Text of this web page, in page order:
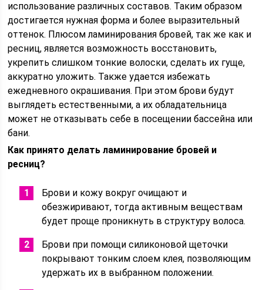
использование различных составов. Таким образом
достигается нужная форма и более выразительный
оттенок. Плюсом ламинирования бровей, так же как и
ресниц, является возможность восстановить,
укрепить слишком тонкие волоски, сделать их гуще,
аккуратно уложить. Также удается избежать
ежедневного окрашивания. При этом брови будут
выглядеть естественными, а их обладательница
может не отказывать себе в посещении бассейна или
бани.
Как принято делать ламинирование бровей и
ресниц?
Брови и кожу вокруг очищают и
обезжиривают, тогда активным веществам
будет проще проникнуть в структуру волоса.
Брови при помощи силиконовой щеточки
покрывают тонким слоем клея, позволяющим
удержать их в выбранном положении.